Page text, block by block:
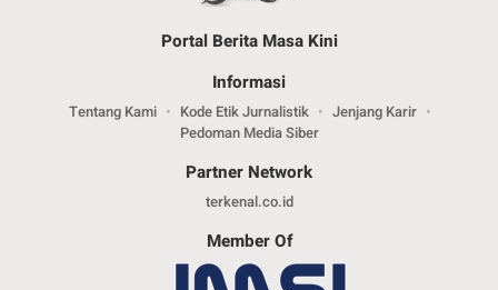
Portal Berita Masa Kini
Informasi
Tentang Kami Kode Etik Jurnalistik
Jenjang Karir
Pedoman Media Siber
Partner Network
terkenal.co.id
Member Of